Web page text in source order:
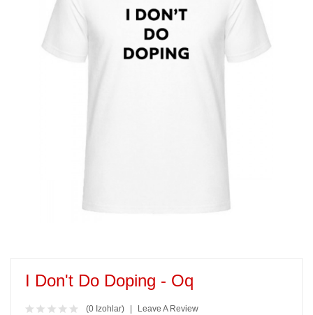
I Don't Do Doping - Oq
(0 Izohlar) Leave A Review